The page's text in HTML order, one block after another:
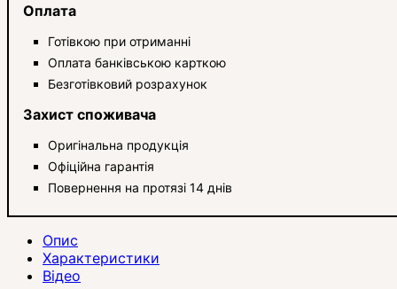
Оплата
Готівкою при отриманні
Оплата банківською карткою
Безготівковий розрахунок
Захист споживача
Оригінальна продукція
Офіційна гарантія
Повернення на протязі 14 днів
Опис
Характеристики
Відео